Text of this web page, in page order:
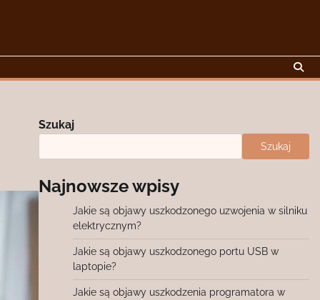
Szukaj
Szukaj
Najnowsze wpisy
Jakie są objawy uszkodzonego uzwojenia w silniku
elektrycznym?
Jakie są objawy uszkodzonego portu USB w
laptopie?
Jakie są objawy uszkodzenia programatora w